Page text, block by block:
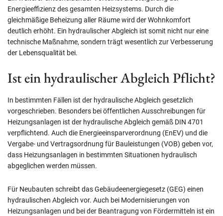
Energieeffizienz des gesamten Heizsystems. Durch die
gleichmäßige Beheizung aller Räume wird der Wohnkomfort
deutlich erhöht. Ein hydraulischer Abgleich ist somit nicht nur eine
technische Maßnahme, sondern trägt wesentlich zur Verbesserung
der Lebensqualität bei.
Ist ein hydraulischer Abgleich Pflicht?
In bestimmten Fällen ist der hydraulische Abgleich gesetzlich
vorgeschrieben. Besonders bei öffentlichen Ausschreibungen für
Heizungsanlagen ist der hydraulische Abgleich gemäß DIN 4701
verpflichtend. Auch die Energieeinsparverordnung (EnEV) und die
Vergabe- und Vertragsordnung für Bauleistungen (VOB) geben vor,
dass Heizungsanlagen in bestimmten Situationen hydraulisch
abgeglichen werden müssen.
Für Neubauten schreibt das Gebäudeenergiegesetz (GEG) einen
hydraulischen Abgleich vor. Auch bei Modernisierungen von
Heizungsanlagen und bei der Beantragung von Fördermitteln ist ein